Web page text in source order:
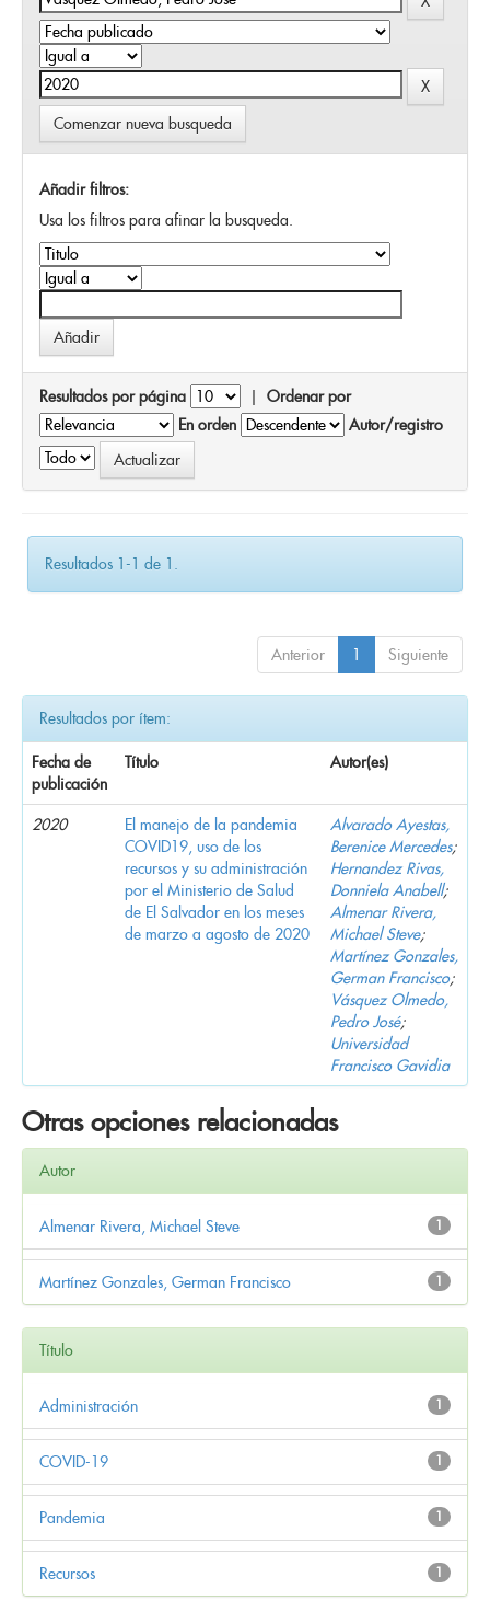
Comenzar nueva busqueda
Añadir filtros:
Usa los filtros para afinar la busqueda.
Resultados por página | Ordenar por
En orden
Autor/registro
Resultados 1-1 de 1.
Anterior 1 Siguiente
Resultados por ítem:
Fecha de
publicación
Título Autor(es)
2020
El manejo de la pandemia
COVID19, uso de los
recursos y su administración
por el Ministerio de Salud
de El Salvador en los meses
de marzo a agosto de 2020
Alvarado Ayestas,
Berenice Mercedes;
Hernandez Rivas,
Donniela Anabell;
Almenar Rivera,
Michael Steve;
Martínez Gonzales,
German Francisco;
Vásquez Olmedo,
Pedro José;
Universidad
Francisco Gavidia
Otras opciones relacionadas
Autor
1
Almenar Rivera, Michael Steve
1
Martínez Gonzales, German Francisco
Título
1
Administración
1
COVID-19
1
Pandemia
1
Recursos